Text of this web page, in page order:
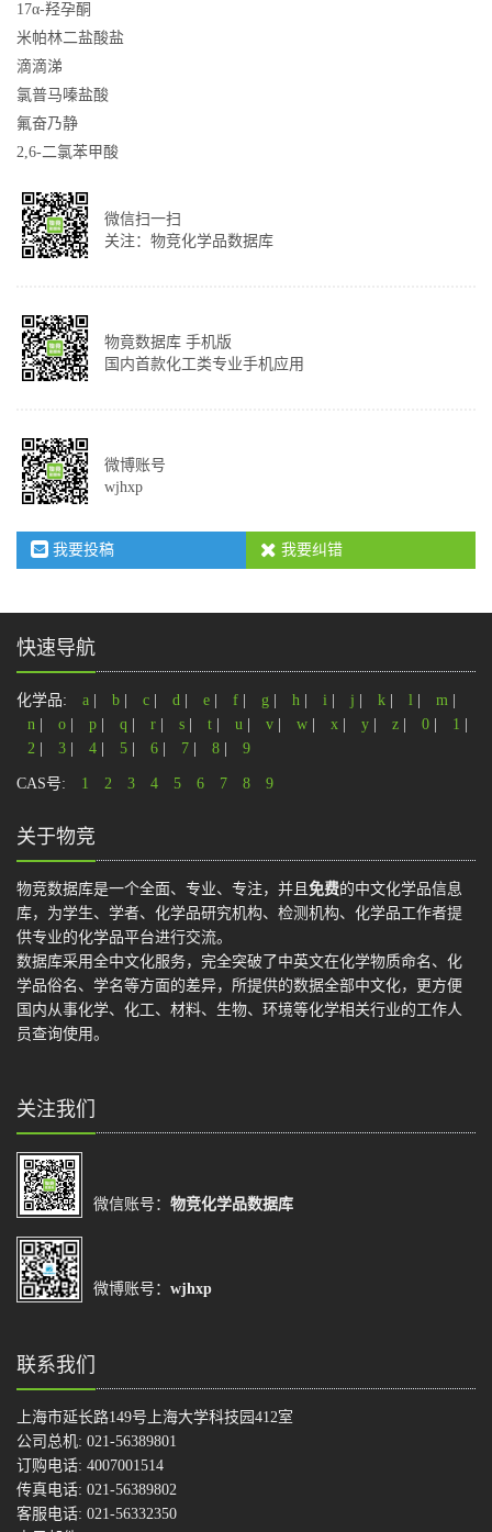
17α-羟孕酮
米帕林二盐酸盐
滴滴涕
氯普马嗪盐酸
氟奋乃静
2,6-二氯苯甲酸
微信扫一扫
关注：物竞化学品数据库
物竟数据库 手机版
国内首款化工类专业手机应用
微博账号
wjhxp
我要投稿 我要纠错
快速导航
化学品: a b c d e f g h i j k l m
n
o p q r s t u v w x y z 0 1
2
3 4 5 6 7 8 9
CAS号: 1 2 3 4 5 6 7 8 9
关于物竞
物竞数据库是一个全面、专业、专注，并且 免费的中文化学品信息
库，为学生、学者、化学品研究机构、检测机构、化学品工作者提
供专业的化学品平台进行交流。
数据库采用全中文化服务，完全突破了中英文在化学物质命名、化
学品俗名、学名等方面的差异，所提供的数据全部中文化，更方便
国内从事化学、化工、材料、生物、环境等化学相关行业的工作人
员查询使用。
关注我们
微信账号： 物竞化学品数据库
微博账号： wjhxp
联系我们
上海市延长路149号上海大学科技园412室
公司总机: 021-56389801
订购电话: 4007001514
传真电话: 021-56389802
客服电话: 021-56332350